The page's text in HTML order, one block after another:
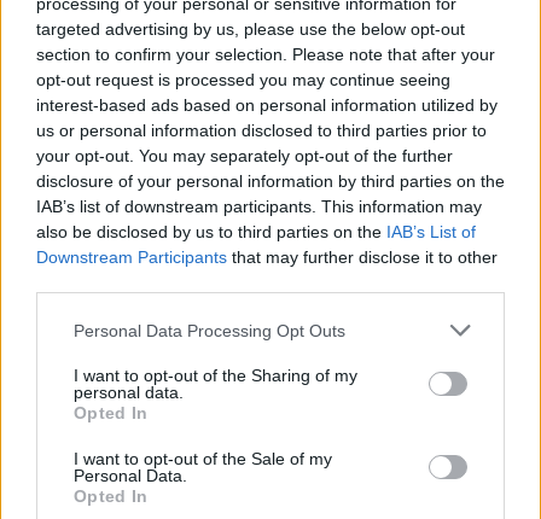
targeted advertising by us, please use the below opt-out
section to confirm your selection. Please note that after your
opt-out request is processed you may continue seeing
interest-based ads based on personal information utilized by
us or personal information disclosed to third parties prior to
your opt-out. You may separately opt-out of the further
disclosure of your personal information by third parties on the
IAB’s list of downstream participants. This information may
also be disclosed by us to third parties on the IAB’s List of
Downstream Participants that may further disclose it to other
Personal Data Processing Opt Outs
I want to opt-out of the Sharing of my
personal data.
Opted In
I want to opt-out of the Sale of my
Personal Data.
Opted In
Κατά τη διάρκεια της επίσκεψής του, ο κ.
Κικίλιας ξεναγήθηκε στις νέες εγκαταστάσεις και
συνομίλησε με τους εθελοντές του Συλλόγου
Εθελοντών Πολιτικής Προστασίας Αγίου
Στεφάνου, υπογραμμίζοντας την σημασία της
συνεργασίας όλων των φορέων για την
αντιμετώπιση της κλιματικής κρίσης.
Υπαρχηγός του Πυροσβεστικού Σώματος,
Νικόλαος Ρουμελιώτης, η Δήμαρχος Διονύσου,
Κατερίνα Μαϊχόσογλου, εκπρόσωποι τοπικών
αρχών, εθελοντές και πλήθος πολιτών.
Ακολουθήστε το